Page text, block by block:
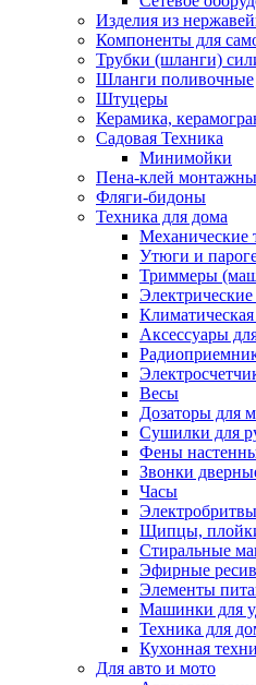
Изделия из
Компоненты для
Трубки (шланги)
Шланги поливочные
Штуцеры
Керамика,
Садовая Техника
Минимойки
Пена-клей
Фляги-бидоны
Техника для дома
Механические
Утюги и
Триммеры
Аксессуары
Весы
Дозаторы для
Сушилки для
Фены
Звонки
Часы
Электробритвы
Щипцы,
Стиральные
Эфирные
Элементы
Машинки для
Техника для
Кухонная
Для авто и мото